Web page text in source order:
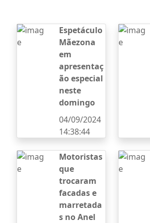
Espetáculo
Mãezona
em
apresentaç
ão especial
neste
domingo
04/09/2024
14:38:44
Motoristas
que
trocaram
facadas e
marretada
s no Anel